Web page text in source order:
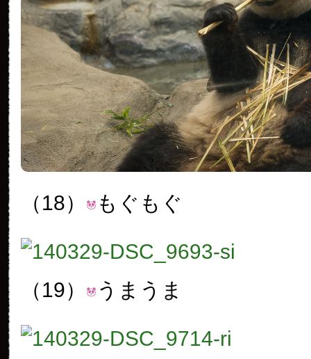
（18） もぐもぐ
（19） うまうま